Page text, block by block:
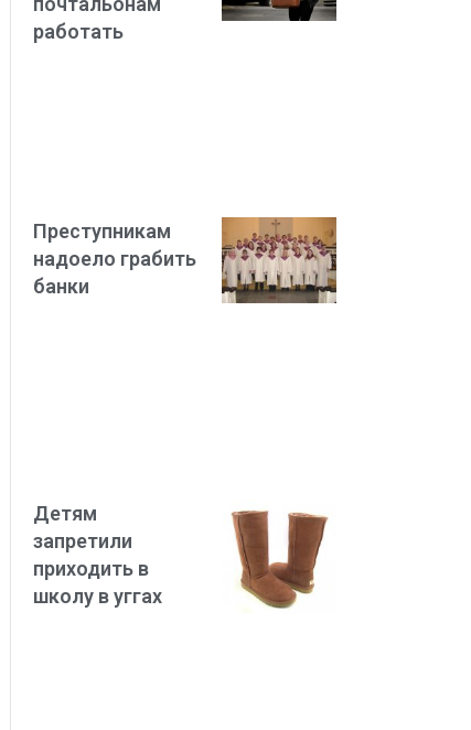
работать
Преступникам
надоело грабить
банки
Детям
запретили
приходить в
школу в уггах